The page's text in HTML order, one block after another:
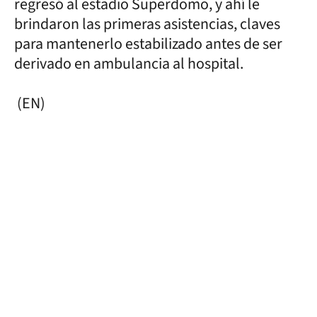
brindaron las primeras asistencias, claves
para mantenerlo estabilizado antes de ser
derivado en ambulancia al hospital.
(EN)